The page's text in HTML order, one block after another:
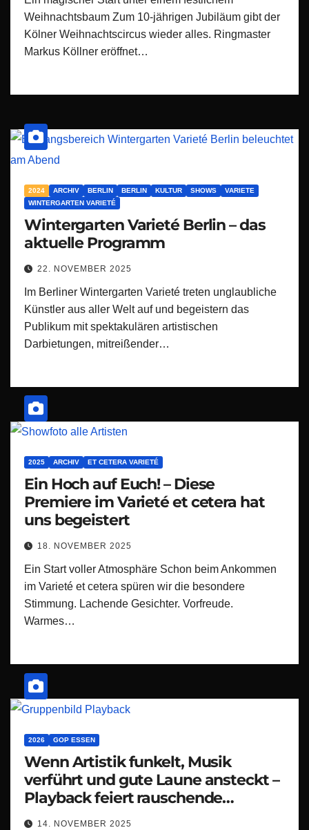
Weihnachtsbaum Zum 10-jährigen Jubiläum gibt der
Kölner Weihnachtscircus wieder alles. Ringmaster
Markus Köllner eröffnet…
2024 ARCHIV BERLIN BERLIN KULTUR SHOWS
VARIETE
WINTERGARTEN VARIETÉ
Wintergarten Varieté Berlin – das
aktuelle Programm
22. NOVEMBER 2025
Im Berliner Wintergarten Varieté treten unglaubliche
Künstler aus aller Welt auf und begeistern das
Publikum mit spektakulären artistischen
Darbietungen, mitreißender…
2025 ARCHIV ET CETERA VARIETÉ
Ein Hoch auf Euch! – Diese
Premiere im Varieté et cetera hat
uns begeistert
18. NOVEMBER 2025
Ein Start voller Atmosphäre Schon beim Ankommen
im Varieté et cetera spüren wir die besondere
Stimmung. Lachende Gesichter. Vorfreude.
Warmes…
2026 GOP ESSEN
Wenn Artistik funkelt, Musik
verführt und gute Laune ansteckt –
Playback feiert rauschende
Premiere in Essen
14. NOVEMBER 2025